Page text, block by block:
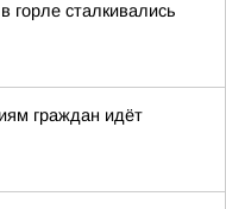
сталкивались
граждан идёт